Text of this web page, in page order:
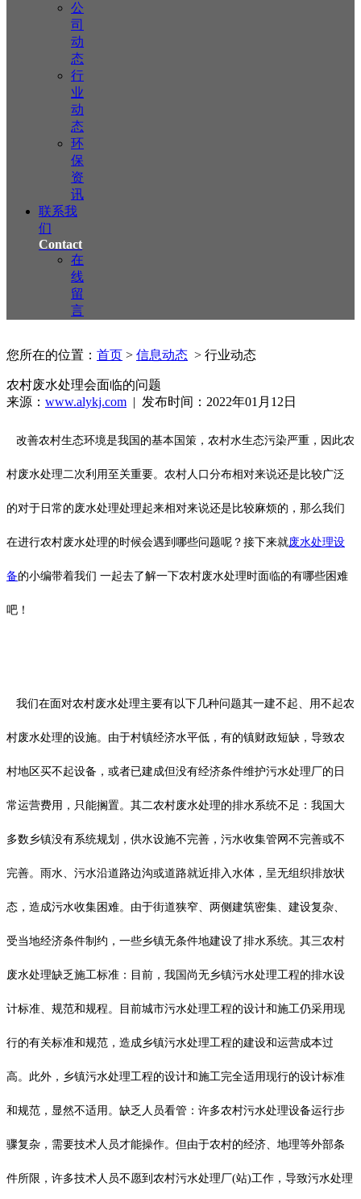
公
司
动
态
行
业
动
态
环
保
资
讯
联系我
们
Contact
在
线
留
言
您所在的位置： 首页 > 信息动态 > 行业动态
农村废水处理会面临的问题
来源： www.alykj.com | 发布时间：2022年01月12日
改善农村生态环境是我国的基本国策，农村水生态污染严重，因此农
村废水处理二次利用至关重要。农村人口分布相对来说还是比较广泛
的对于日常的废水处理处理起来相对来说还是比较麻烦的，那么我们
在进行农村废水处理的时候会遇到哪些问题呢？接下来就废水处理设
备的小编带着我们 一起去了解一下农村废水处理时面临的有哪些困难
吧！
我们在面对农村废水处理主要有以下几种问题其一建不起、用不起农
村废水处理的设施。由于村镇经济水平低，有的镇财政短缺，导致农
村地区买不起设备，或者已建成但没有经济条件维护污水处理厂的日
常运营费用，只能搁置。其二农村废水处理的排水系统不足：我国大
多数乡镇没有系统规划，供水设施不完善，污水收集管网不完善或不
完善。雨水、污水沿道路边沟或道路就近排入水体，呈无组织排放状
态，造成污水收集困难。由于街道狭窄、两侧建筑密集、建设复杂、
受当地经济条件制约，一些乡镇无条件地建设了排水系统。其三农村
废水处理缺乏施工标准：目前，我国尚无乡镇污水处理工程的排水设
计标准、规范和规程。目前城市污水处理工程的设计和施工仍采用现
行的有关标准和规范，造成乡镇污水处理工程的建设和运营成本过
高。此外，乡镇污水处理工程的设计和施工完全适用现行的设计标准
和规范，显然不适用。缺乏人员看管：许多农村污水处理设备运行步
骤复杂，需要技术人员才能操作。但由于农村的经济、地理等外部条
件所限，许多技术人员不愿到农村污水处理厂(站)工作，导致污水处理